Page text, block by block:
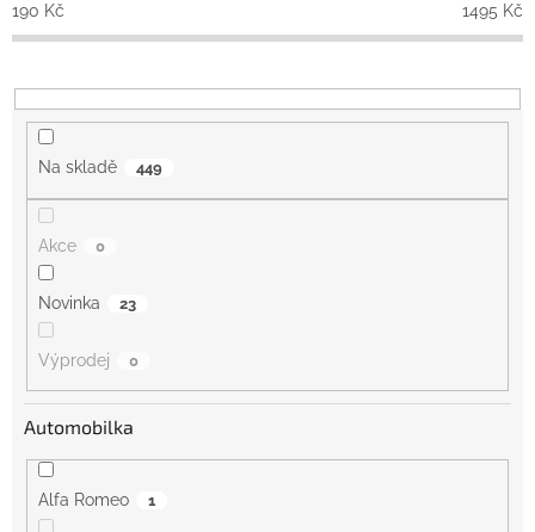
k
t
190 Kč 1495 Kč
Na skladě 449
Akce 0
Novinka 23
Výprodej 0
Automobilka
Alfa Romeo 1